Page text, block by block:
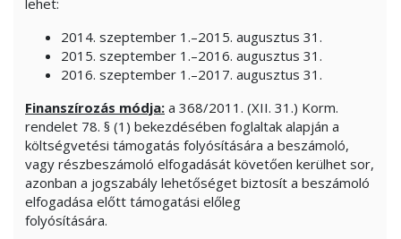
lehet:
2014. szeptember 1.–2015. augusztus 31.
2015. szeptember 1.–2016. augusztus 31.
2016. szeptember 1.–2017. augusztus 31.
Finanszírozás módja: a 368/2011. (XII. 31.) Korm.
rendelet 78. § (1) bekezdésében foglaltak alapján a
költségvetési támogatás folyósítására a beszámoló,
vagy részbeszámoló elfogadását követően kerülhet sor,
azonban a jogszabály lehetőséget biztosít a beszámoló
elfogadása előtt támogatási előleg
folyósítására.